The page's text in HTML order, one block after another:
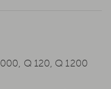
Q 120, Q 1200